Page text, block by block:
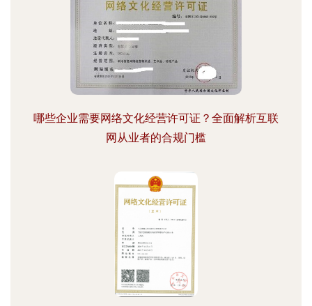
哪些企业需要网络文化经营许可证？全面解析互联
网从业者的合规门槛